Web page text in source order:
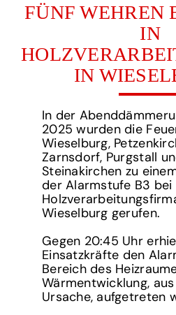
FÜNF WEHREN
IN
IN
In der
2025 wurden die
Wieselburg,
Zarnsdorf, Purgstall
Steinakirchen zu
der Alarmstufe B3 bei
Wieselburg gerufen.
Gegen 20:45 Uhr
Einsatzkräfte den
Bereich des
Wärmentwicklung,
Ursache, aufgetreten